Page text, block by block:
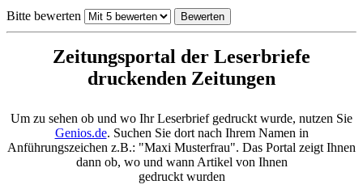
Bitte bewerten
Zeitungsportal der Leserbriefe
druckenden Zeitungen
Um zu sehen ob und wo Ihr Leserbrief gedruckt wurde, nutzen Sie
Genios.de. Suchen Sie dort nach Ihrem Namen in
Anführungszeichen z.B.: "Maxi Musterfrau". Das Portal zeigt Ihnen
dann ob, wo und wann Artikel von Ihnen
gedruckt wurden